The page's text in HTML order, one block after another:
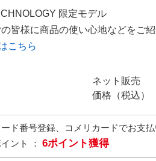
限定モデル
皆様に商品の使い心地などをご
こちら
ネット販売
価格（税込）
ド番号登録、コメリカードでお支
ント ： 6ポイント獲得